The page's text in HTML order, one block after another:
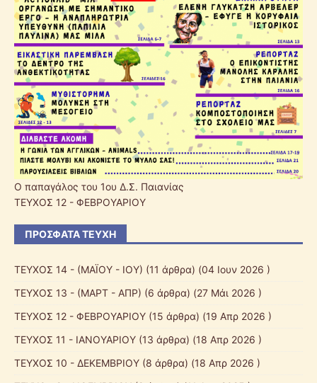
Ο παπαγάλος του 1ου Δ.Σ. Παιανίας
ΤΕΥΧΟΣ 12 - ΦΕΒΡΟΥΑΡΙΟΥ
ΠΡΌΣΦΑΤΑ ΤΕΎΧΗ
ΤΕΥΧΟΣ 14 - (ΜΑΪΟΥ - ΙΟΥ) (11 άρθρα) (04 Ιουν 2026 )
ΤΕΥΧΟΣ 13 - (ΜΑΡΤ - ΑΠΡ) (6 άρθρα) (27 Μάι 2026 )
ΤΕΥΧΟΣ 12 - ΦΕΒΡΟΥΑΡΙΟΥ (15 άρθρα) (19 Απρ 2026 )
ΤΕΥΧΟΣ 11 - ΙΑΝΟΥΑΡΙΟΥ (13 άρθρα) (18 Απρ 2026 )
ΤΕΥΧΟΣ 10 - ΔΕΚΕΜΒΡΙΟΥ (8 άρθρα) (18 Απρ 2026 )